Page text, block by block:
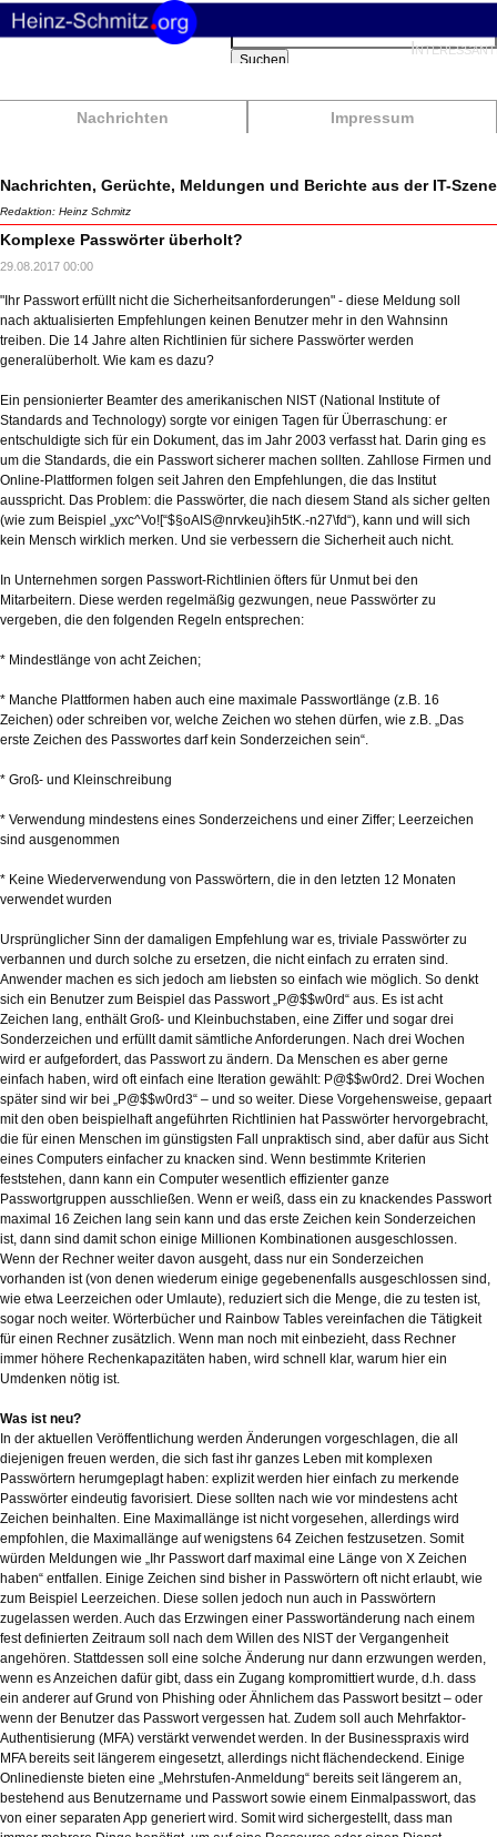
Nachrichten Impressum
Suchbegriffe
Suchen
Nachrichten, Gerüchte, Meldungen und Berichte aus der IT-Szene
Redaktion: Heinz Schmitz
Komplexe Passwörter überholt?
29.08.2017 00:00
"Ihr Passwort erfüllt nicht die Sicherheitsanforderungen" - diese Meldung soll
nach aktualisierten Empfehlungen keinen Benutzer mehr in den Wahnsinn
treiben. Die 14 Jahre alten Richtlinien für sichere Passwörter werden
generalüberholt. Wie kam es dazu?
Ein pensionierter Beamter des amerikanischen NIST (National Institute of
Standards and Technology) sorgte vor einigen Tagen für Überraschung: er
entschuldigte sich für ein Dokument, das im Jahr 2003 verfasst hat. Darin ging es
um die Standards, die ein Passwort sicherer machen sollten. Zahllose Firmen und
Online-Plattformen folgen seit Jahren den Empfehlungen, die das Institut
ausspricht. Das Problem: die Passwörter, die nach diesem Stand als sicher gelten
(wie zum Beispiel „yxc^Vo![“$§oAIS@nrvkeu}ih5tK.-n27\fd“), kann und will sich
kein Mensch wirklich merken. Und sie verbessern die Sicherheit auch nicht.
In Unternehmen sorgen Passwort-Richtlinien öfters für Unmut bei den
Mitarbeitern. Diese werden regelmäßig gezwungen, neue Passwörter zu
vergeben, die den folgenden Regeln entsprechen:
* Mindestlänge von acht Zeichen;
* Manche Plattformen haben auch eine maximale Passwortlänge (z.B. 16
Zeichen) oder schreiben vor, welche Zeichen wo stehen dürfen, wie z.B. „Das
erste Zeichen des Passwortes darf kein Sonderzeichen sein“.
* Groß- und Kleinschreibung
* Verwendung mindestens eines Sonderzeichens und einer Ziffer; Leerzeichen
sind ausgenommen
* Keine Wiederverwendung von Passwörtern, die in den letzten 12 Monaten
verwendet wurden
Ursprünglicher Sinn der damaligen Empfehlung war es, triviale Passwörter zu
verbannen und durch solche zu ersetzen, die nicht einfach zu erraten sind.
Anwender machen es sich jedoch am liebsten so einfach wie möglich. So denkt
sich ein Benutzer zum Beispiel das Passwort „P@$$w0rd“ aus. Es ist acht
Zeichen lang, enthält Groß- und Kleinbuchstaben, eine Ziffer und sogar drei
Sonderzeichen und erfüllt damit sämtliche Anforderungen. Nach drei Wochen
wird er aufgefordert, das Passwort zu ändern. Da Menschen es aber gerne
einfach haben, wird oft einfach eine Iteration gewählt: P@$$w0rd2. Drei Wochen
später sind wir bei „P@$$w0rd3“ – und so weiter. Diese Vorgehensweise, gepaart
mit den oben beispielhaft angeführten Richtlinien hat Passwörter hervorgebracht,
die für einen Menschen im günstigsten Fall unpraktisch sind, aber dafür aus Sicht
eines Computers einfacher zu knacken sind. Wenn bestimmte Kriterien
feststehen, dann kann ein Computer wesentlich effizienter ganze
Passwortgruppen ausschließen. Wenn er weiß, dass ein zu knackendes Passwort
maximal 16 Zeichen lang sein kann und das erste Zeichen kein Sonderzeichen
ist, dann sind damit schon einige Millionen Kombinationen ausgeschlossen.
Wenn der Rechner weiter davon ausgeht, dass nur ein Sonderzeichen
vorhanden ist (von denen wiederum einige gegebenenfalls ausgeschlossen sind,
wie etwa Leerzeichen oder Umlaute), reduziert sich die Menge, die zu testen ist,
sogar noch weiter. Wörterbücher und Rainbow Tables vereinfachen die Tätigkeit
für einen Rechner zusätzlich. Wenn man noch mit einbezieht, dass Rechner
immer höhere Rechenkapazitäten haben, wird schnell klar, warum hier ein
Umdenken nötig ist.
Was ist neu?
In der aktuellen Veröffentlichung werden Änderungen vorgeschlagen, die all
diejenigen freuen werden, die sich fast ihr ganzes Leben mit komplexen
Passwörtern herumgeplagt haben: explizit werden hier einfach zu merkende
Passwörter eindeutig favorisiert. Diese sollten nach wie vor mindestens acht
Zeichen beinhalten. Eine Maximallänge ist nicht vorgesehen, allerdings wird
empfohlen, die Maximallänge auf wenigstens 64 Zeichen festzusetzen. Somit
würden Meldungen wie „Ihr Passwort darf maximal eine Länge von X Zeichen
haben“ entfallen. Einige Zeichen sind bisher in Passwörtern oft nicht erlaubt, wie
zum Beispiel Leerzeichen. Diese sollen jedoch nun auch in Passwörtern
zugelassen werden. Auch das Erzwingen einer Passwortänderung nach einem
fest definierten Zeitraum soll nach dem Willen des NIST der Vergangenheit
angehören. Stattdessen soll eine solche Änderung nur dann erzwungen werden,
wenn es Anzeichen dafür gibt, dass ein Zugang kompromittiert wurde, d.h. dass
ein anderer auf Grund von Phishing oder Ähnlichem das Passwort besitzt – oder
wenn der Benutzer das Passwort vergessen hat. Zudem soll auch Mehrfaktor-
Authentisierung (MFA) verstärkt verwendet werden. In der Businesspraxis wird
MFA bereits seit längerem eingesetzt, allerdings nicht flächendeckend. Einige
Onlinedienste bieten eine „Mehrstufen-Anmeldung“ bereits seit längerem an,
bestehend aus Benutzername und Passwort sowie einem Einmalpasswort, das
von einer separaten App generiert wird. Somit wird sichergestellt, dass man